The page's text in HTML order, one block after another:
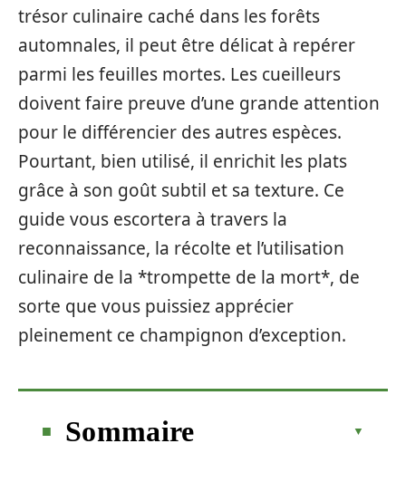
trésor culinaire caché dans les forêts
automnales, il peut être délicat à repérer
parmi les feuilles mortes. Les cueilleurs
doivent faire preuve d’une grande attention
pour le différencier des autres espèces.
Pourtant, bien utilisé, il enrichit les plats
grâce à son goût subtil et sa texture. Ce
guide vous escortera à travers la
reconnaissance, la récolte et l’utilisation
culinaire de la *trompette de la mort*, de
sorte que vous puissiez apprécier
pleinement ce champignon d’exception.
Sommaire